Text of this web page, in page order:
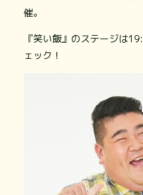
催。
『笑い飯』のステージは
ェック！